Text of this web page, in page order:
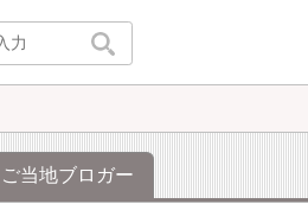
ご当地ブロガー